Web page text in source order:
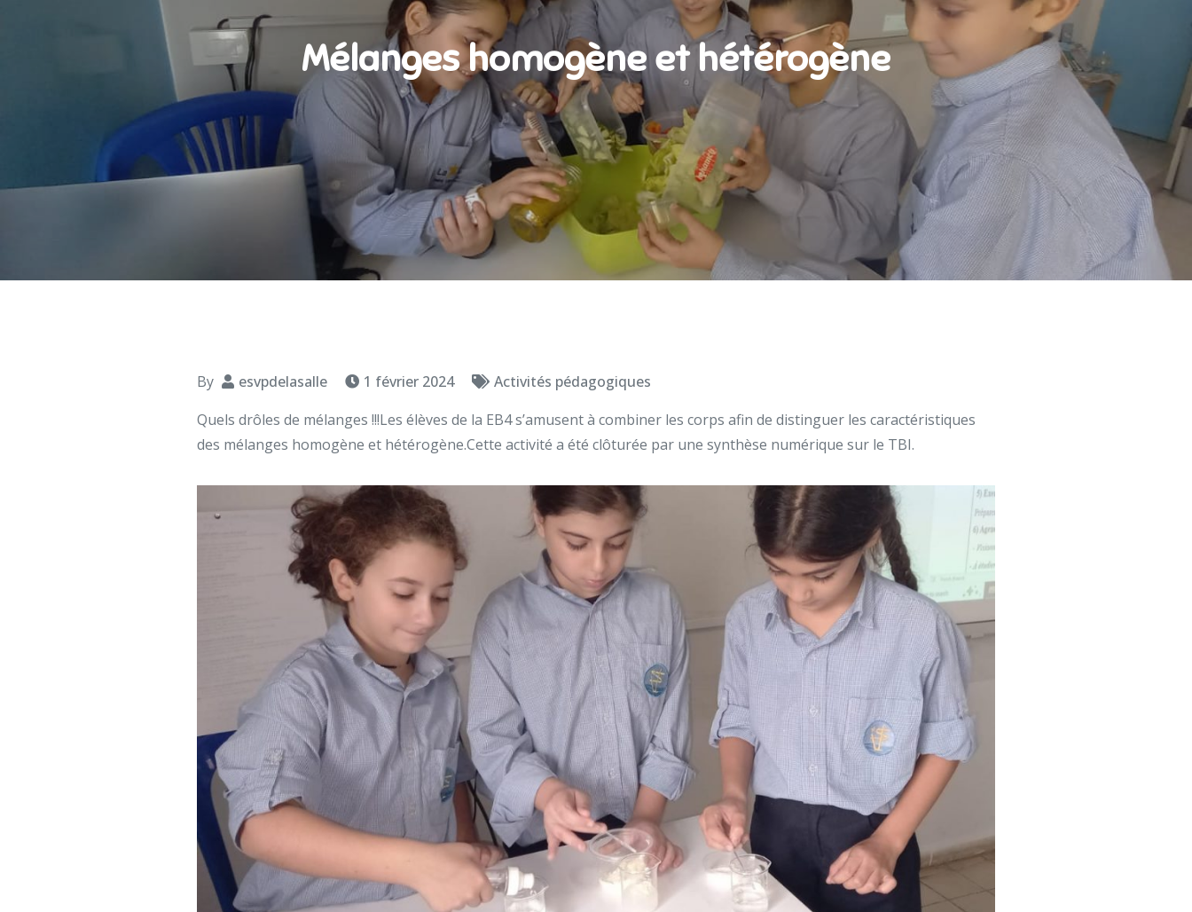
Mélanges homogène et hétérogène
By esvpdelasalle 1 février 2024
Activités pédagogiques
Quels drôles de mélanges !!!Les élèves de la EB4 s’amusent à combiner les corps afin de distinguer les caractéristiques
des mélanges homogène et hétérogène.Cette activité a été clôturée par une synthèse numérique sur le TBI.